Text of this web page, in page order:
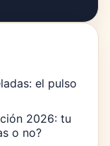
el pulso
2026: tu
o no?